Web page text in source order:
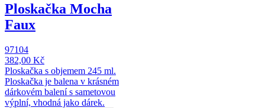
Ploskačka Mocha
Faux
97104
382,00 Kč
Ploskačka s objemem 245 ml.
Ploskačka je balena v krásném
dárkovém balení s sametovou
výplní, vhodná jako dárek.